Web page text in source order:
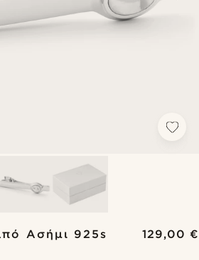
Ασήμι 925s
129,00 €